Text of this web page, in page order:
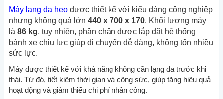
Máy lạng da heo được thiết kế với kiểu dáng công nghiệp
nhưng không quá lớn 440 x 700 x 170. Khối lượng máy
là 86 kg, tuy nhiên, phần chân được lắp đặt hệ thống
bánh xe chịu lực giúp di chuyển dễ dàng, không tốn nhiều
sức lực.
Máy được thiết kế với khả năng không cần lạng da trước khi
thái. Từ đó, tiết kiệm thời gian và công sức, giúp tăng hiệu quả
hoạt động và giảm thiểu chi phí nhân công.